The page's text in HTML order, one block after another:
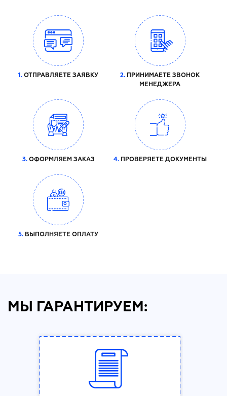
1. ОТПРАВЛЯЕТЕ ЗАЯВКУ 2. ПРИНИМАЕТЕ ЗВОНОК
МЕНЕДЖЕРА
3.ОФОРМЛЯЕМ ЗАКАЗ 4.ПРОВЕРЯЕТЕ ДОКУМЕНТЫ
5. ВЫПОЛНЯЕТЕ ОПЛАТУ
МЫ ГАРАНТИРУЕМ: